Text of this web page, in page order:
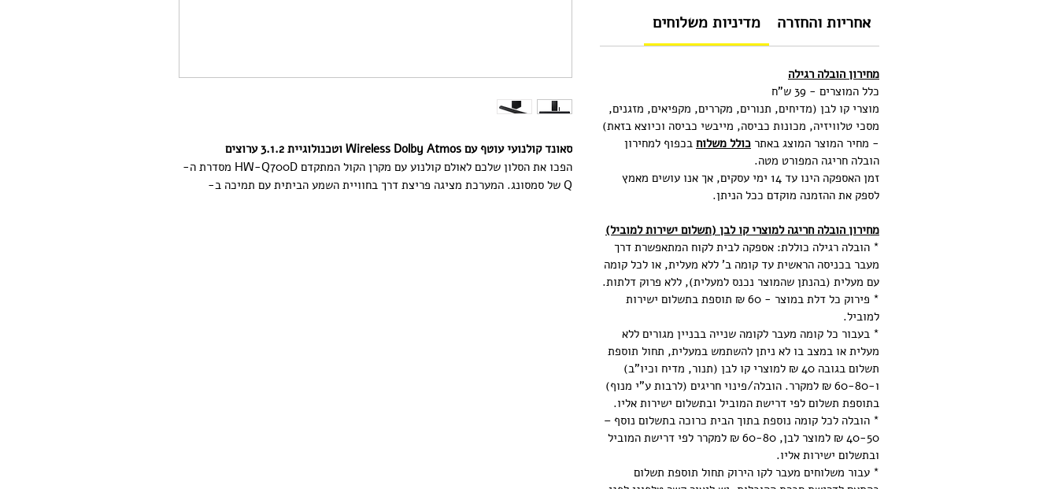
סאונד קולנועי עוטף עם Wireless Dolby Atmos וטכנולוגיית 3.1.2 ערוצים
הפכו את הסלון שלכם לאולם קולנוע עם מקרן הקול המתקדם HW-Q700D מסדרת ה-
Q של סמסונג. המערכת מציגה פריצת דרך בחוויית השמע הביתית עם תמיכה ב-
מדיניות משלוחים אחריות והחזרה
מחירון הובלה רגילה
כלל המוצרים - 39 ש"ח
מוצרי קו לבן (מדיחים, תנורים, מקררים, מקפיאים, מזגנים,
מסכי טלוויזיה, מכונות כביסה, מייבשי כביסה וכיוצא בזאת)
- מחיר המוצר המוצג באתר כולל משלוח בכפוף למחירון
הובלה חריגה המפורט מטה.
זמן האספקה הינו עד 14 ימי עסקים, אך אנו עושים מאמץ
לספק את ההזמנה מוקדם ככל הניתן.
מחירון הובלה חריגה למוצרי קו לבן (תשלום ישירות למוביל)
* הובלה רגילה כוללת: אספקה לבית לקוח המתאפשרת דרך
מעבר בכניסה הראשית עד קומה ב' ללא מעלית, או לכל קומה
עם מעלית (בהנתן שהמוצר נכנס למעלית), ללא פרוק דלתות.
* פירוק כל דלת במוצר - 60 ₪ תוספת בתשלום ישירות
למוביל.
* בעבור כל קומה מעבר לקומה שנייה בבניין מגורים ללא
מעלית או במצב בו לא ניתן להשתמש במעלית, תחול תוספת
תשלום בגובה 40 ₪ למוצרי קו לבן (תנור, מדיח וכיו"ב)
ו-60-80 ₪ למקרר. הובלה/פינוי חריגים (לרבות ע"י מנוף)
בתוספת תשלום לפי דרישת המוביל ובתשלום ישירות אליו.
* הובלה לכל קומה נוספת בתוך הבית כרוכה בתשלום נוסף –
40-50 ₪ למוצר לבן, 60-80 ₪ למקרר לפי דרישת המוביל
ובתשלום ישירות אליו.
* עבור משלוחים מעבר לקו הירוק תחול תוספת תשלום